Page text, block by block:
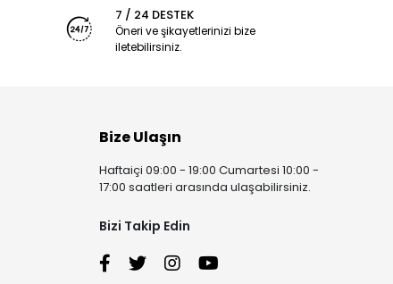
7 / 24 DESTEK
Öneri ve şikayetlerinizi bize
iletebilirsiniz.
Bize Ulaşın
Haftaiçi 09:00 - 19:00 Cumartesi 10:00 -
17:00 saatleri arasında ulaşabilirsiniz.
Bizi Takip Edin